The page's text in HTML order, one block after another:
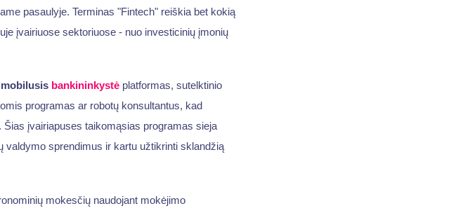
pasaulyje. Terminas "Fintech" reiškia bet kokią
įvairiuose sektoriuose - nuo investicinių įmonių
mobilusis bankininkystėplatformas, sutelktinio
programas ar robotų konsultantus, kad
įvairiapuses taikomąsias programas sieja
valdymo sprendimus ir kartu užtikrinti sklandžią
mokesčių naudojant mokėjimo